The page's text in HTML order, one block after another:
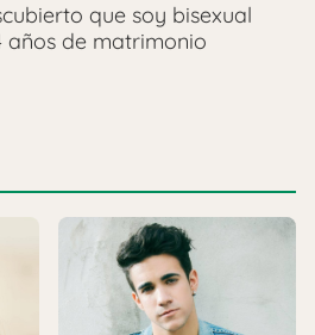
que soy bisexual
años de matrimonio